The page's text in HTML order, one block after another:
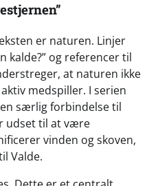
er naturen. Linjer
kalde?” og referencer til
at naturen ikke
medspiller. I serien
særlig forbindelse til
udset til at være
vinden og skoven,
Valde.